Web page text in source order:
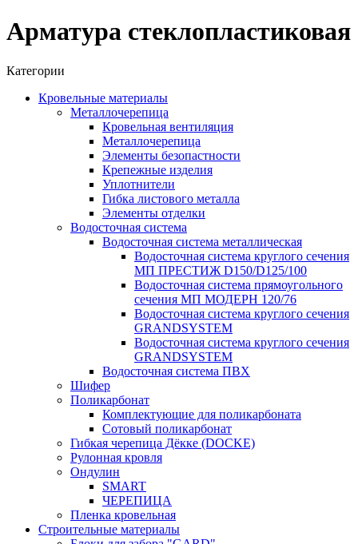
Арматура стеклопластиковая
Категории
Кровельные материалы
Металлочерепица
Кровельная вентиляция
Металлочерепица
Элементы безопастности
Крепежные изделия
Уплотнители
Гибка листового металла
Элементы отделки
Водосточная система
Водосточная система металлическая
Водосточная система круглого сечения
МП ПРЕСТИЖ D150/D125/100
Водосточная система прямоугольного
сечения МП МОДЕРН 120/76
Водосточная система круглого сечения
GRANDSYSTEM
Водосточная система круглого сечения
GRANDSYSTEM
Водосточная система ПВХ
Шифер
Поликарбонат
Комплектующие для поликарбоната
Сотовый поликарбонат
Гибкая черепица Дёкке (DOCKE)
Рулонная кровля
Ондулин
SMART
ЧЕРЕПИЦА
Пленка кровельная
Строительные материалы